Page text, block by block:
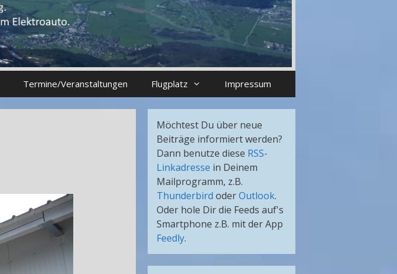
Termine/Veranstaltungen Flugplatz Impressum
Möchtest Du über neue
Beiträge informiert werden?
Dann benutze diese RSS-
Linkadresse in Deinem
Mailprogramm, z.B.
Thunderbird oderOutlook.
Oder hole Dir die Feeds auf's
Smartphone z.B. mit der App
Feedly.